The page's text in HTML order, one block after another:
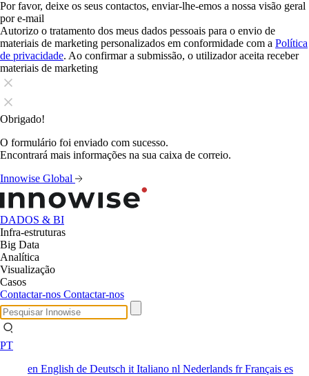
Por favor, deixe os seus contactos, enviar-lhe-emos a nossa visão geral
por e-mail
Autorizo o tratamento dos meus dados pessoais para o envio de
materiais de marketing personalizados em conformidade com a Política
de privacidade. Ao confirmar a submissão, o utilizador aceita receber
materiais de marketing
Obrigado!
O formulário foi enviado com sucesso.
Encontrará mais informações na sua caixa de correio.
Innowise Global
DADOS & BI
Infra-estruturas
Big Data
Analítica
Visualização
Casos
Contactar-nos Contactar-nos
PT
en English de Deutsch it Italiano nl Nederlands frFrançais es